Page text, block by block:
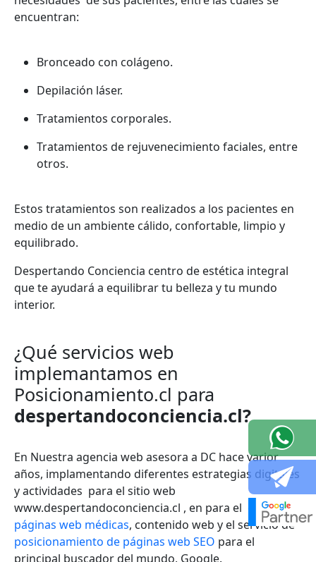
encuentran:
Bronceado con colágeno.
Depilación láser.
Tratamientos corporales.
Tratamientos de rejuvenecimiento faciales, entre
otros.
Estos tratamientos son realizados a los pacientes en
medio de un ambiente cálido, confortable, limpio y
equilibrado.
Despertando Conciencia centro de estética integral
que te ayudará a equilibrar tu belleza y tu mundo
interior.
¿Qué servicios web
implemantamos en
Posicionamiento.cl para
despertandoconciencia.cl?
En Nuestra agencia web asesora a DC hace varior
años, implamentando diferentes estrategias digitales
y actividades para el sitio web
www.despertandoconciencia.cl , en para el diseño de
páginas web médicas, contenido web y el servicio de
posicionamiento de páginas web SEO para el
principal buscador del mundo, Google.